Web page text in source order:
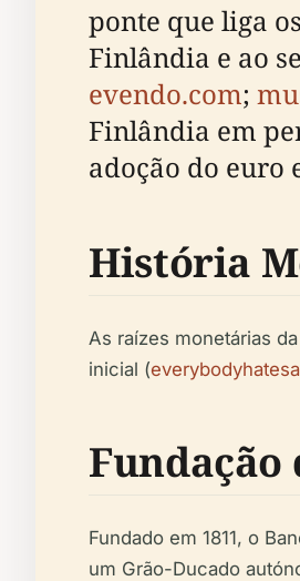
ponte que liga
Finlândia e ao
evendo.com;
Finlândia em
adoção do euro
História
As raízes monetárias
inicial (
Fundação
Fundado em 1811, o
um Grão-Ducado